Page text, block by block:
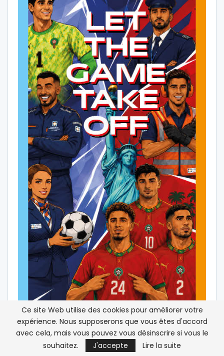
Ce site Web utilise des cookies pour améliorer votre
expérience. Nous supposerons que vous êtes d'accord
avec cela, mais vous pouvez vous désinscrire si vous le
souhaitez.
J'accepte Lire la suite